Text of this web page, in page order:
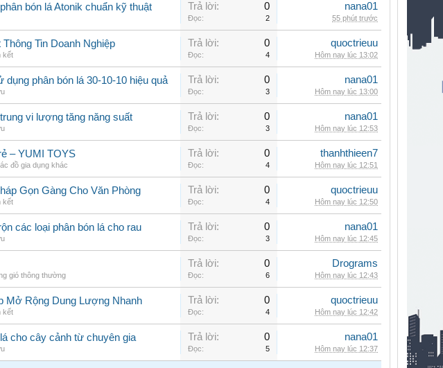
bón lá Atonik chuẩn kỹ thuật Trả lời: 0
Đọc: 2
nana01
55 phút trước
Tin Doanh Nghiệp
kết
Trả lời: 0
Đọc: 4
quoctrieuu
Hôm nay lúc 13:02
dụng phân bón lá 30-10-10 hiệu quả Trả lời: 0
Đọc: 3
nana01
Hôm nay lúc 13:00
vi lượng tăng năng suất Trả lời: 0
Đọc: 3
nana01
Hôm nay lúc 12:53
– YUMI TOYS
đồ gia dụng khác
Trả lời: 0
Đọc: 4
thanhthieen7
Hôm nay lúc 12:51
Gọn Gàng Cho Văn Phòng
kết
Trả lời: 0
Đọc: 4
quoctrieuu
Hôm nay lúc 12:50
các loại phân bón lá cho rau Trả lời: 0
Đọc: 3
nana01
Hôm nay lúc 12:45
gió thông thường
Trả lời: 0
Đọc: 6
Drograms
Hôm nay lúc 12:43
Mở Rộng Dung Lượng Nhanh
kết
Trả lời: 0
Đọc: 4
quoctrieuu
Hôm nay lúc 12:42
cho cây cảnh từ chuyên gia Trả lời: 0
Đọc: 5
nana01
Hôm nay lúc 12:37